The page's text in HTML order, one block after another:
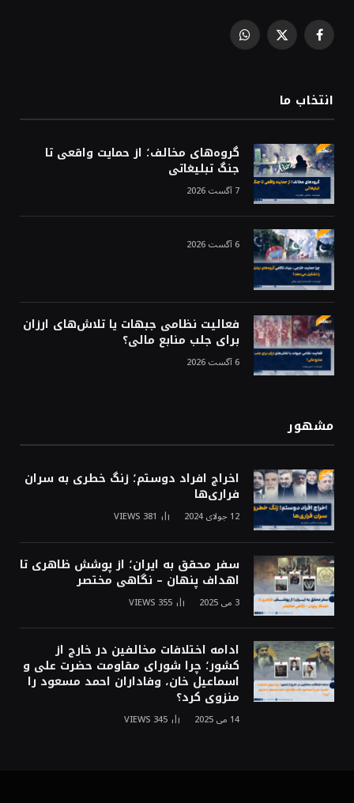
Facebook
X
WhatsApp
انتخاب ما
گروه‌های مخالف؛ از حمایت واقعی تا
جنگ تبلیغاتی
7 آگست 2026
6 آگست 2026
فعالیت نظامی جبهات یا تلاش‌های ارزان
برای جلب منابع مالی؟
6 آگست 2026
مشهور
اخراج افراد دوستم؛ زنگ خطری به سران
فراری‌ها
12 جولای 2024 381
VIEWS
سفر محقق به ایران؛ از پوشش ظاهری تا
اهداف پنهان – نگاهی مختصر
3 می 2025 355
VIEWS
ادامه اختلافات مخالفین در خارج از
کشور؛ چرا شورای مقاومت حضرت علی و
اسماعیل خان، وفاداران احمد مسعود را
منزوی کرد؟
14 می 2025 345
VIEWS